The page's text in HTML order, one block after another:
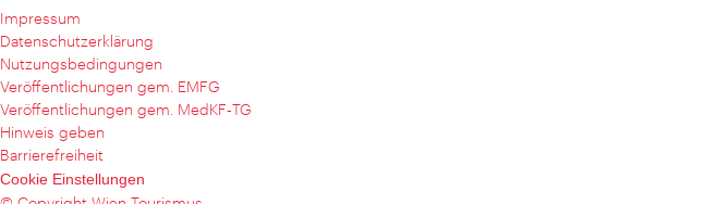
Impressum
Datenschutzerklärung
Nutzungsbedingungen
Veröffentlichungen gem. EMFG
Veröffentlichungen gem. MedKF‑TG
Hinweis geben
Barrierefreiheit
Cookie Einstellungen